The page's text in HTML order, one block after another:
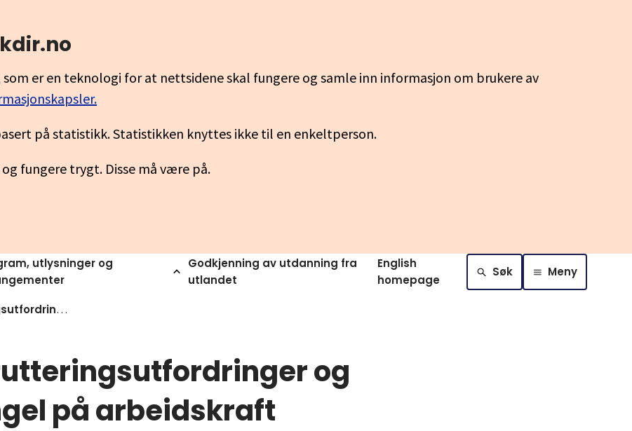
er en teknologi for at nettsidene skal fungere og samle inn informasjon om brukere av
på statistikk. Statistikken knyttes ikke til en enkeltperson.
fungere trygt. Disse må være på.
utlysninger og
Godkjenning av utdanning fra
utlandet
English
homepage
Søk Meny
Rekrutteringsutfordringer og mangel pa arbeidskraft et oppdatert kunnskapsgrunnlag om kompetansebehov
og
på arbeidskraft